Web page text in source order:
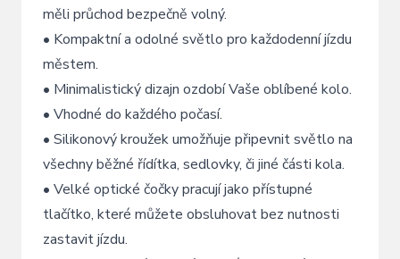
měli průchod bezpečně volný.
• Kompaktní a odolné světlo pro každodenní jízdu
městem.
• Minimalistický dizajn ozdobí Vaše oblíbené kolo.
• Vhodné do každého počasí.
• Silikonový kroužek umožňuje připevnit světlo na
všechny běžné řídítka, sedlovky, či jiné části kola.
• Velké optické čočky pracují jako přístupné
tlačítko, které můžete obsluhovat bez nutnosti
zastavit jízdu.